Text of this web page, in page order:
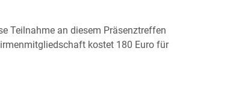
Teilnahme an diesem Präsenztreffen
kostet 180 Euro für